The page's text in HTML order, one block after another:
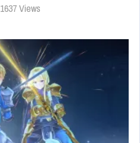
1637 Views